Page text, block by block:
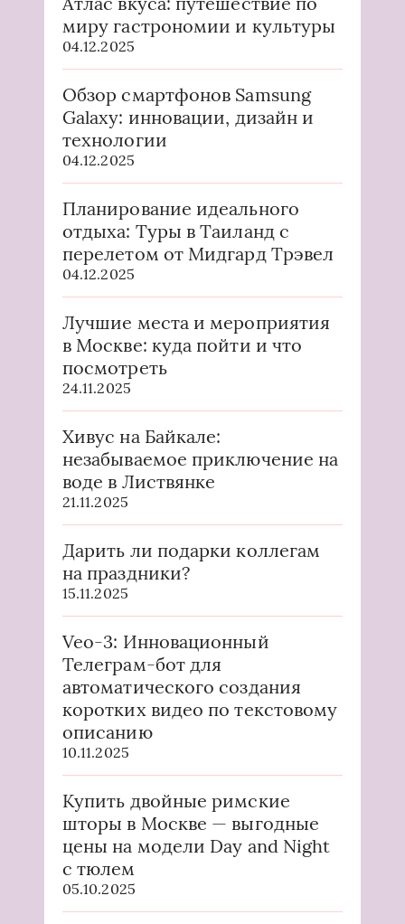
миру гастрономии и культуры
04.12.2025
Обзор смартфонов Samsung
Galaxy: инновации, дизайн и
технологии
04.12.2025
Планирование идеального
отдыха: Туры в Таиланд с
перелетом от Мидгард Трэвел
04.12.2025
Лучшие места и мероприятия
в Москве: куда пойти и что
посмотреть
24.11.2025
Хивус на Байкале:
незабываемое приключение на
воде в Листвянке
21.11.2025
Дарить ли подарки коллегам
на праздники?
15.11.2025
Veo-3: Инновационный
Телеграм-бот для
автоматического создания
коротких видео по текстовому
описанию
10.11.2025
Купить двойные римские
шторы в Москве — выгодные
цены на модели Day and Night
с тюлем
05.10.2025